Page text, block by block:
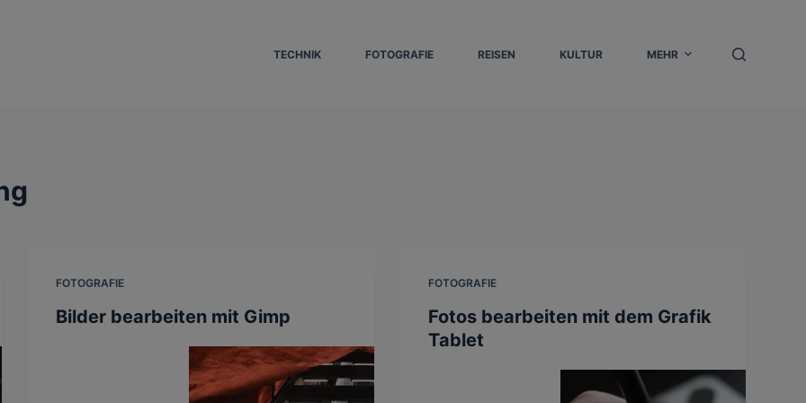
TECHNIK FOTOGRAFIE REISEN KULTUR MEHR
FOTOGRAFIE
Bilder bearbeiten mit Gimp
FOTOGRAFIE
Fotos bearbeiten mit dem Grafik
Tablet